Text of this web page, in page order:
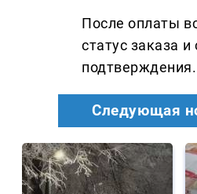
После оплаты
статус заказа и
подтверждения.
Следующая